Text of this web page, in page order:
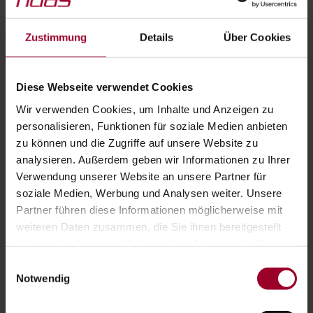
Zustimmung Details Über Cookies
Diese Webseite verwendet Cookies
Wir verwenden Cookies, um Inhalte und Anzeigen zu
personalisieren, Funktionen für soziale Medien anbieten
zu können und die Zugriffe auf unsere Website zu
analysieren. Außerdem geben wir Informationen zu Ihrer
Verwendung unserer Website an unsere Partner für
soziale Medien, Werbung und Analysen weiter. Unsere
Partner führen diese Informationen möglicherweise mit
weiteren Daten zusammen, die Sie ihnen bereitgestellt
Impressum
Notwendig
Auftrag gibt, müsste die Rechnung an die
Wohnungseigentumsgemeinschaft netto ausgestellt
werden. Dann hätte die
Wohnungseigentumsgemeinschaft die Umsatzsteuer für
ARTIKEL TEILEN:
KATEGORIEN:
Allgemein Arbeits-/Sozialversicherungsrecht
Sonstiges